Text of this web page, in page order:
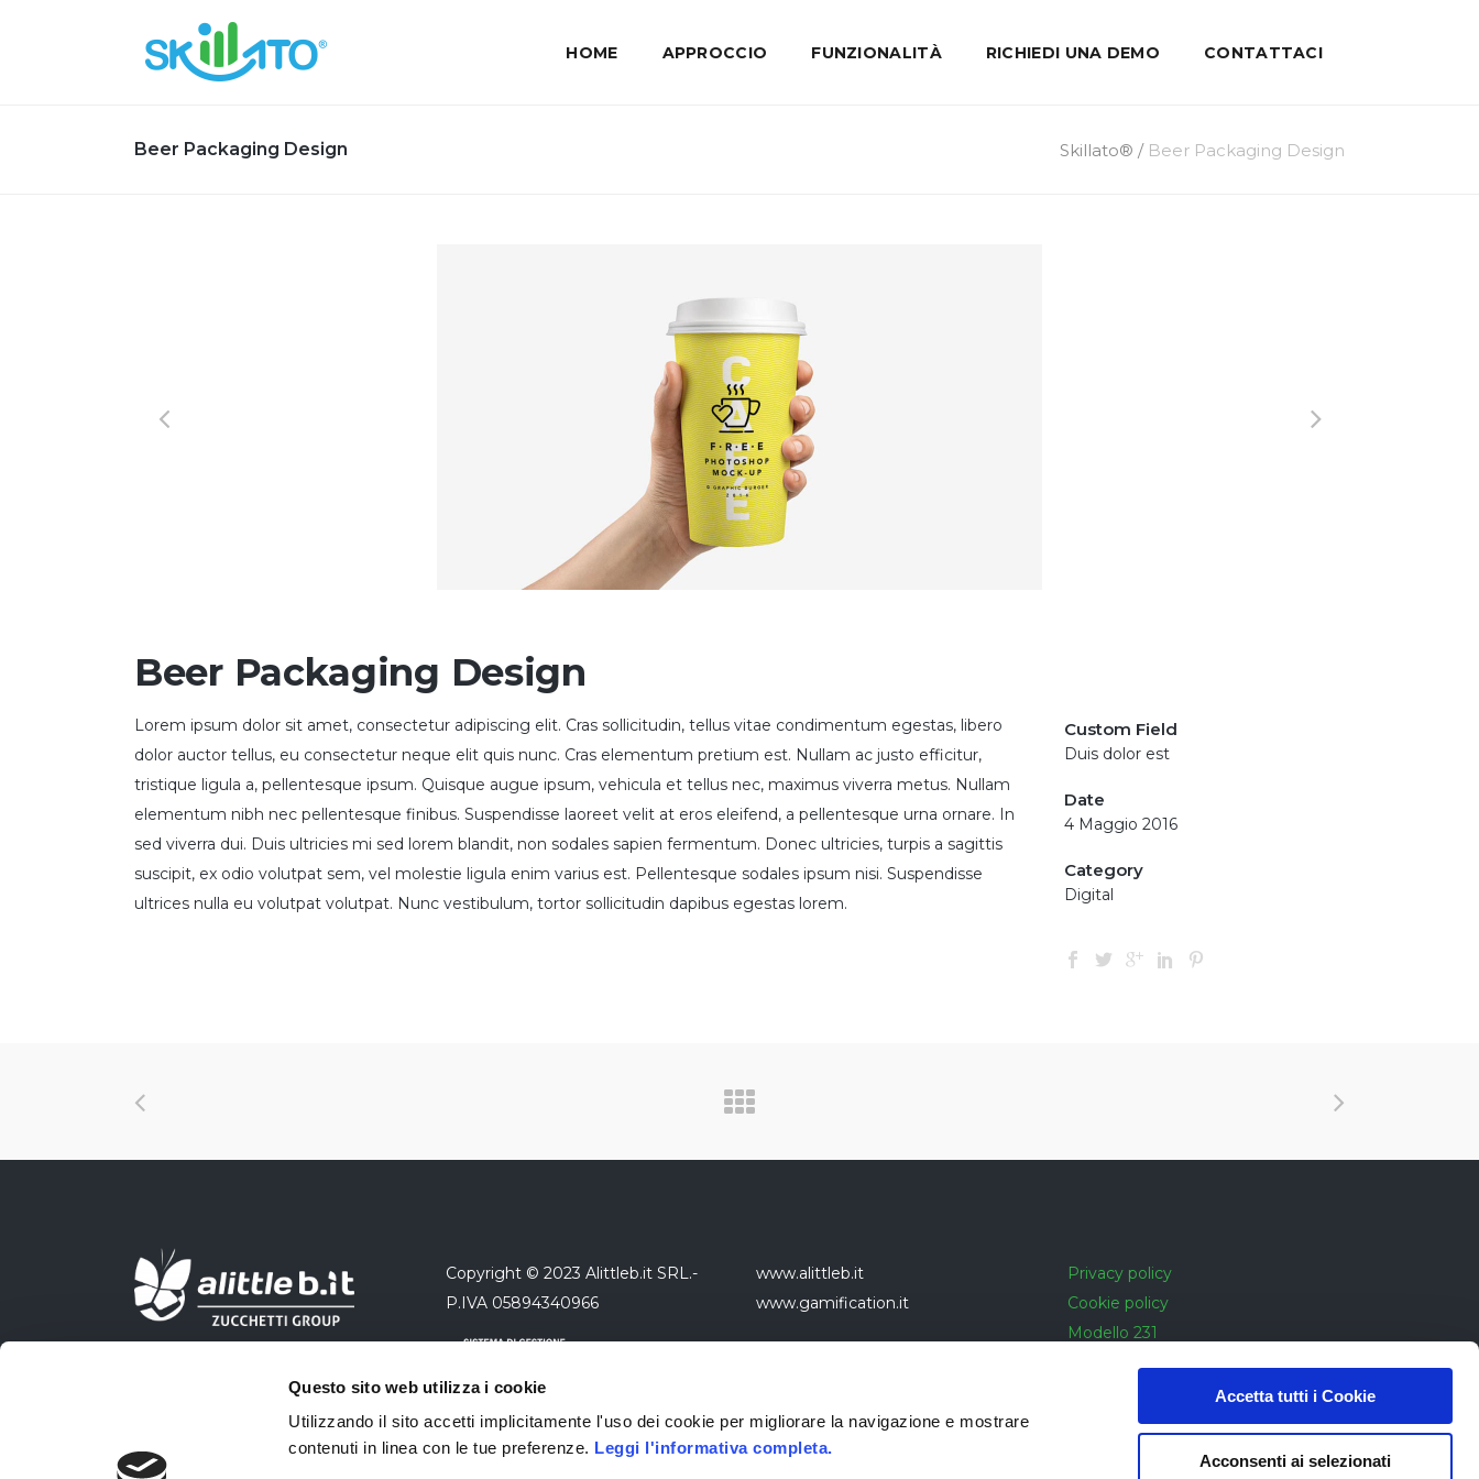
Questo sito web utilizza i cookie
Utilizzando il sito accetti implicitamente l'uso dei cookie per migliorare la navigazione e mostrare
contenuti in linea con le tue preferenze. Leggi l'informativa completa.
Accetta tutti i Cookie
Acconsenti ai selezionati
HOME APPROCCIO FUNZIONALITÀ RICHIEDI UNA DEMO CONTATTACI
Beer Packaging Design Skillato® / Beer Packaging Design
Beer Packaging Design
Lorem ipsum dolor sit amet, consectetur adipiscing elit. Cras sollicitudin, tellus vitae condimentum egestas, libero
dolor auctor tellus, eu consectetur neque elit quis nunc. Cras elementum pretium est. Nullam ac justo efficitur,
tristique ligula a, pellentesque ipsum. Quisque augue ipsum, vehicula et tellus nec, maximus viverra metus. Nullam
elementum nibh nec pellentesque finibus. Suspendisse laoreet velit at eros eleifend, a pellentesque urna ornare. In
sed viverra dui. Duis ultricies mi sed lorem blandit, non sodales sapien fermentum. Donec ultricies, turpis a sagittis
suscipit, ex odio volutpat sem, vel molestie ligula enim varius est. Pellentesque sodales ipsum nisi. Suspendisse
ultrices nulla eu volutpat volutpat. Nunc vestibulum, tortor sollicitudin dapibus egestas lorem.
Custom Field
Duis dolor est
Date
4 Maggio 2016
Category
Digital
Copyright © 2023 Alittleb.it SRL.-
P.IVA 05894340966
www.alittleb.it
www.gamification.it
Privacy policy
Cookie policy
Modello 231